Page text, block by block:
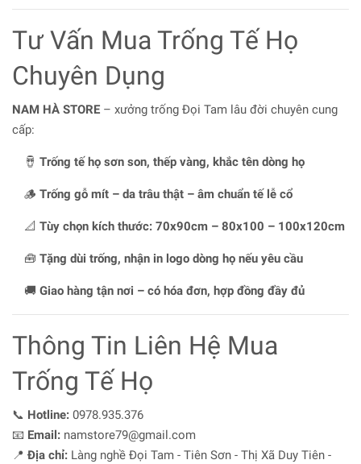
Tư Vấn Mua Trống Tế Họ
Chuyên Dụng
NAM HÀ STORE – xưởng trống Đọi Tam lâu đời chuyên cung
cấp:
🪘 Trống tế họ sơn son, thếp vàng, khắc tên dòng họ
🪵 Trống gỗ mít – da trâu thật – âm chuẩn tế lễ cổ
📐 Tùy chọn kích thước: 70x90cm – 80x100 – 100x120cm
🧰 Tặng dùi trống, nhận in logo dòng họ nếu yêu cầu
🚚 Giao hàng tận nơi – có hóa đơn, hợp đồng đầy đủ
Thông Tin Liên Hệ Mua
Trống Tế Họ
📞 Hotline: 0978.935.376
📧 Email: namstore79@gmail.com
📍Địa chỉ: Làng nghề Đọi Tam - Tiên Sơn - Thị Xã Duy Tiên -